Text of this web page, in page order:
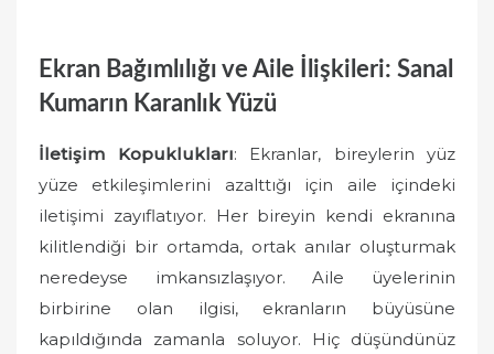
Ekran Bağımlılığı ve Aile İlişkileri: Sanal
Kumarın Karanlık Yüzü
İletişim Kopuklukları: Ekranlar, bireylerin yüz
yüze etkileşimlerini azalttığı için aile içindeki
iletişimi zayıflatıyor. Her bireyin kendi ekranına
kilitlendiği bir ortamda, ortak anılar oluşturmak
neredeyse imkansızlaşıyor. Aile üyelerinin
birbirine olan ilgisi, ekranların büyüsüne
kapıldığında zamanla soluyor. Hiç düşündünüz